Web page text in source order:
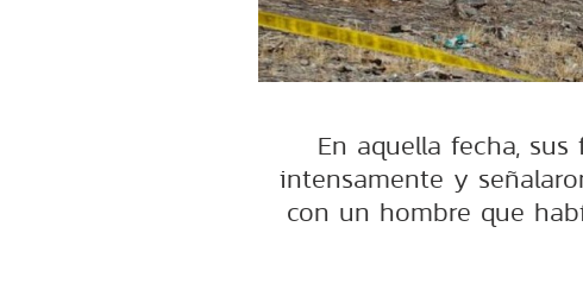
En aquella fecha,
intensamente y
con un hombre que